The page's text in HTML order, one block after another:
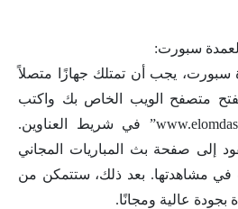
سبورت:
سبورت، يجب أن تمتلك جهازًا متصلاً
بفتح متصفح الويب الخاص بك واكتب
عنوان الموقع “www.elomdasport.com” في شريط العناوين.
إلى صفحة بث المباريات المجاني
في مشاهدتها. بعد ذلك، ستتمكن من
بجودة عالية ومجانًا.